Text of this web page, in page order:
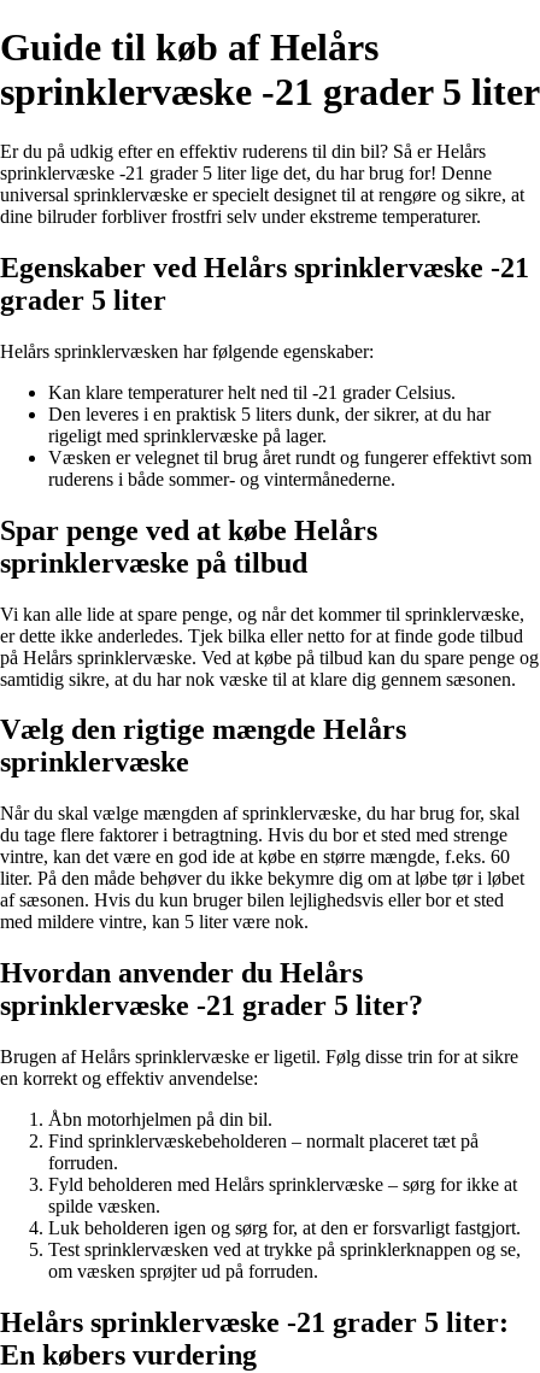
Guide til køb af Helårs
sprinklervæske -21 grader 5 liter
Er du på udkig efter en effektiv ruderens til din bil? Så er Helårs
sprinklervæske -21 grader 5 liter lige det, du har brug for! Denne
universal sprinklervæske er specielt designet til at rengøre og sikre, at
dine bilruder forbliver frostfri selv under ekstreme temperaturer.
Egenskaber ved Helårs sprinklervæske -21
grader 5 liter
Helårs sprinklervæsken har følgende egenskaber:
Kan klare temperaturer helt ned til -21 grader Celsius.
Den leveres i en praktisk 5 liters dunk, der sikrer, at du har
rigeligt med sprinklervæske på lager.
Væsken er velegnet til brug året rundt og fungerer effektivt som
ruderens i både sommer- og vintermånederne.
Spar penge ved at købe Helårs
sprinklervæske på tilbud
Vi kan alle lide at spare penge, og når det kommer til sprinklervæske,
er dette ikke anderledes. Tjek bilka eller netto for at finde gode tilbud
på Helårs sprinklervæske. Ved at købe på tilbud kan du spare penge og
samtidig sikre, at du har nok væske til at klare dig gennem sæsonen.
Vælg den rigtige mængde Helårs
sprinklervæske
Når du skal vælge mængden af sprinklervæske, du har brug for, skal
du tage flere faktorer i betragtning. Hvis du bor et sted med strenge
vintre, kan det være en god ide at købe en større mængde, f.eks. 60
liter. På den måde behøver du ikke bekymre dig om at løbe tør i løbet
af sæsonen. Hvis du kun bruger bilen lejlighedsvis eller bor et sted
med mildere vintre, kan 5 liter være nok.
Hvordan anvender du Helårs
sprinklervæske -21 grader 5 liter?
Brugen af Helårs sprinklervæske er ligetil. Følg disse trin for at sikre
en korrekt og effektiv anvendelse:
Åbn motorhjelmen på din bil.
Find sprinklervæskebeholderen – normalt placeret tæt på
forruden.
Fyld beholderen med Helårs sprinklervæske – sørg for ikke at
spilde væsken.
Luk beholderen igen og sørg for, at den er forsvarligt fastgjort.
Test sprinklervæsken ved at trykke på sprinklerknappen og se,
om væsken sprøjter ud på forruden.
Helårs sprinklervæske -21 grader 5 liter:
En købers vurdering